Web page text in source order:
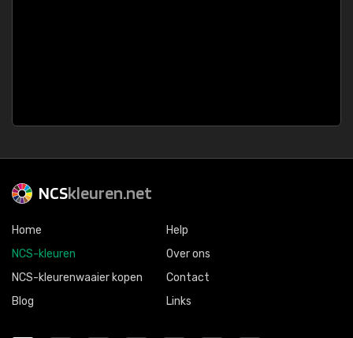
NCSkleuren.net
Home
NCS-kleuren
NCS-kleurenwaaier kopen
Blog
Help
Over ons
Contact
Links